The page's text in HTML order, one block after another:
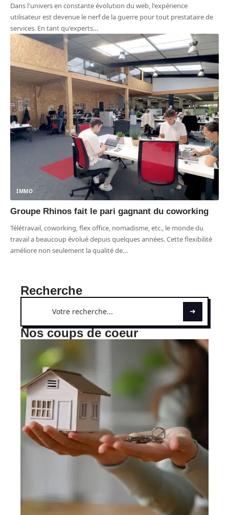
Dans l'univers en constante évolution du web, l'expérience
utilisateur est devenue le nerf de la guerre pour tout prestataire de
services. En tant qu'experts…
IMMO
Groupe Rhinos fait le pari gagnant du coworking
Télétravail, coworking, flex office, nomadisme, etc., le monde du
travail a beaucoup évolué depuis quelques années. Cette flexibilité
améliore non seulement la qualité de…
Recherche
Nos coups de coeur